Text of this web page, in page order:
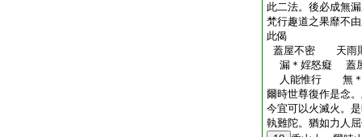
此二法。後必成無
梵行趣道之果靡不
此偈
蓋屋不密 天雨
漏＊婬怒癡 蓋
人能惟行 無＊
爾時世尊復作是念
今宜可以火滅火。
執難陀。猶如力人